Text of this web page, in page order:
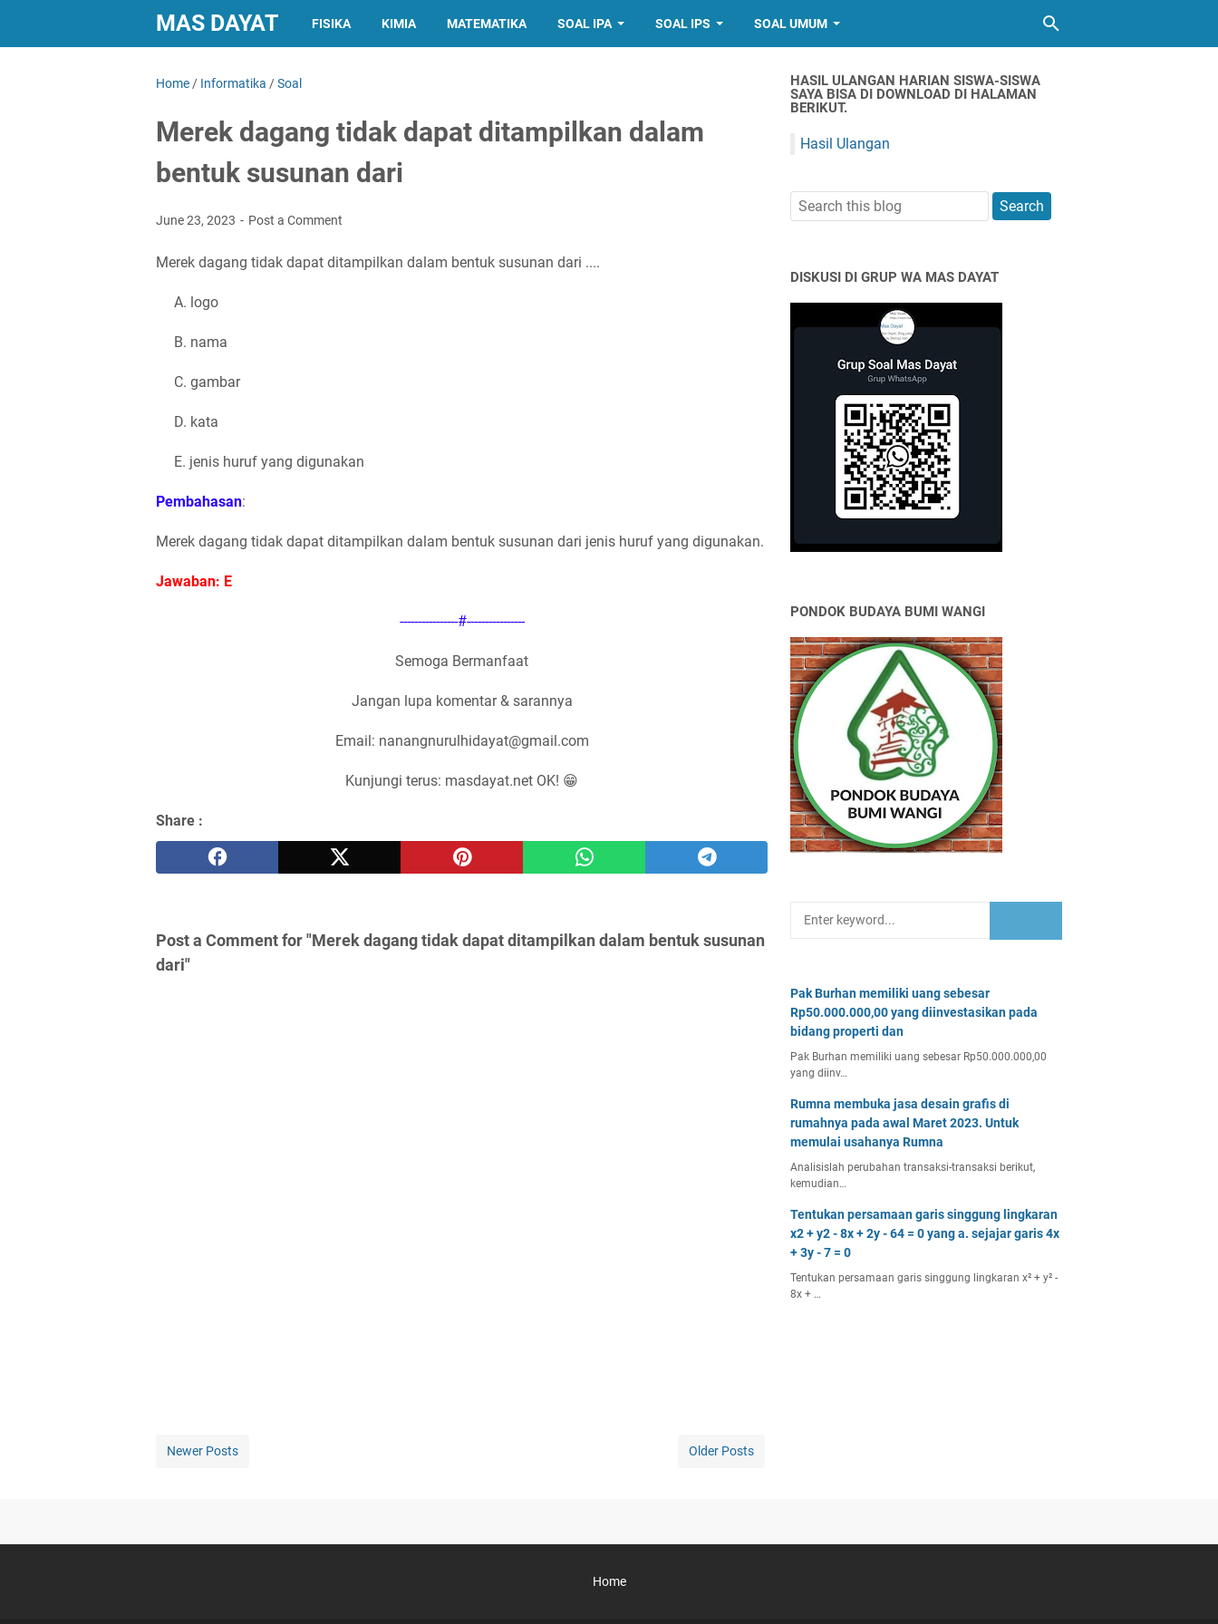
MAS DAYAT FISIKA KIMIA MATEMATIKA SOAL IPA SOAL IPS SOAL UMUM
Home / Informatika /Soal
Merek dagang tidak dapat ditampilkan dalam
bentuk susunan dari
June 23, 2023 Post a Comment
Merek dagang tidak dapat ditampilkan dalam bentuk susunan dari ....
A. logo
B. nama
C. gambar
D. kata
E. jenis huruf yang digunakan
Pembahasan:
Merek dagang tidak dapat ditampilkan dalam bentuk susunan dari jenis huruf yang digunakan.
Jawaban: E
----------------#----------------
Semoga Bermanfaat
Jangan lupa komentar & sarannya
Email: nanangnurulhidayat@gmail.com
Kunjungi terus: masdayat.net OK! 😁
Share :
Post a Comment for "Merek dagang tidak dapat ditampilkan dalam bentuk susunan
dari"
Newer Posts Older Posts
HASIL ULANGAN HARIAN SISWA-SISWA
SAYA BISA DI DOWNLOAD DI HALAMAN
BERIKUT.
Hasil Ulangan
DISKUSI DI GRUP WA MAS DAYAT
PONDOK BUDAYA BUMI WANGI
Pak Burhan memiliki uang sebesar
Rp50.000.000,00 yang diinvestasikan pada
bidang properti dan
Pak Burhan memiliki uang sebesar Rp50.000.000,00
yang diinv…
Rumna membuka jasa desain grafis di
rumahnya pada awal Maret 2023. Untuk
memulai usahanya Rumna
Analisislah perubahan transaksi-transaksi berikut,
kemudian…
Tentukan persamaan garis singgung lingkaran
x2 + y2 - 8x + 2y - 64 = 0 yang a. sejajar garis 4x
+ 3y - 7 = 0
Tentukan persamaan garis singgung lingkaran x² + y² -
8x + …
Home